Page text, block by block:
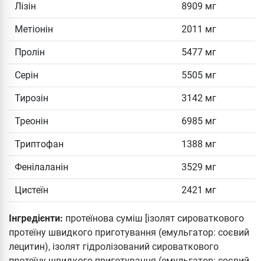
Лізін 8909 мг
Метіонін 2011 мг
Пролін 5477 мг
Серін 5505 мг
Тирозін 3142 мг
Треонін 6985 мг
Триптофан 1388 мг
Фенілаланін 3529 мг
Цистеїн 2421 мг
Інгредієнти: протеїнова суміш [ізолят сироваткового
протеїну швидкого приготування (емульгатор: соєвий
лецитин), ізолят гідролізований сироваткового